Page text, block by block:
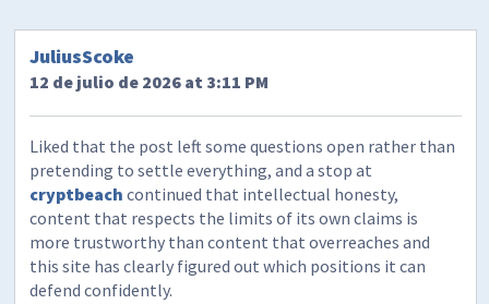
JuliusScoke
12 de julio de 2026 at 3:11 PM
Liked that the post left some questions open rather than
pretending to settle everything, and a stop at
cryptbeach continued that intellectual honesty,
content that respects the limits of its own claims is
more trustworthy than content that overreaches and
this site has clearly figured out which positions it can
defend confidently.